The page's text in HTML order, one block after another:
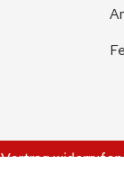
Vertrag widerrufen